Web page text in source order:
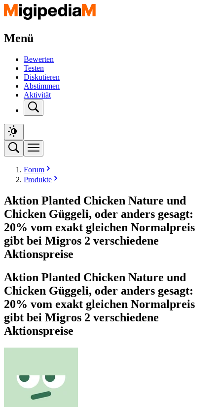
Menü
Bewerten
Testen
Diskutieren
Abstimmen
Aktivität
Forum
Produkte
Aktion Planted Chicken Nature und
Chicken Güggeli, oder anders gesagt:
20% vom exakt gleichen Normalpreis
gibt bei Migros 2 verschiedene
Aktionspreise
Aktion Planted Chicken Nature und
Chicken Güggeli, oder anders gesagt:
20% vom exakt gleichen Normalpreis
gibt bei Migros 2 verschiedene
Aktionspreise